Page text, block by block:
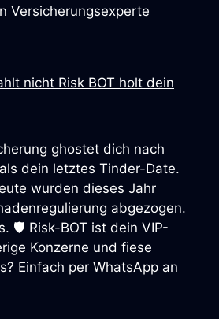
Versicherungsexperte
ghostet dich nach
dein letztes Tinder-Date.
wurden dieses Jahr
abgezogen.
🛡️ Risk-BOT ist dein VIP-
Konzerne und fiese
Einfach per WhatsApp an